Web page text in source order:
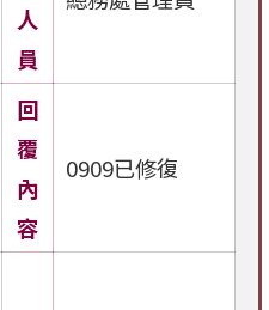
人
員
回
覆
內
容
0909已修復